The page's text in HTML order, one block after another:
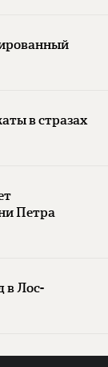
в стразах
Петра
в Лос-